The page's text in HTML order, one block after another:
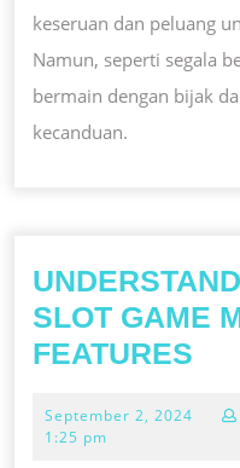
keseruan dan peluang
Namun, seperti segala
bermain dengan bijak
kecanduan.
SLOT GAME
FEATURES
September 2, 2024
1:25 pm